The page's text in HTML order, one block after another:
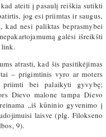
ateiti į pasaulį reiškia sutikti
jog esi priimtas ir saugus,
kad nesi paliktas beprasmybei
galėsi išreikšti
link.
atrasti, kad šis pasitikėjimas
– prigimtinis vyro ar moters
priimti bei palaikyti gyvybę;
Dievo malone tampa Dievo
„iš kūninio gyvenimo į
laisve (plg. Filokseno
9).